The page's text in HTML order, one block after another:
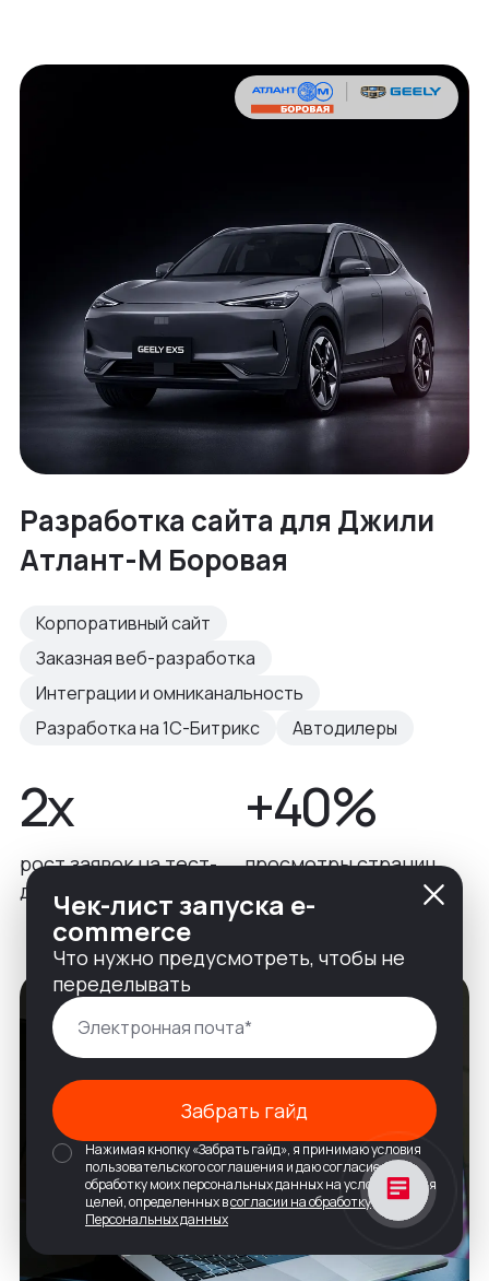
Разработка cайта для Джили
Атлант-М Боровая
Корпоративный сайт
Заказная веб-разработка
Интеграции и омниканальность
Разработка на 1С-Битрикс
Автодилеры
2x
рост заявок на тест-
драйв
+40%
просмотры страниц
Чек-лист запуска e-
commerce
Что нужно предусмотреть, чтобы не
переделывать
Забрать гайд
Нажимая кнопку «Забрать гайд», я принимаю условия
пользовательского соглашения и даю согласие на
обработку моих персональных данных на условиях и для
целей, определенных всогласии на обработку
Персональных данных